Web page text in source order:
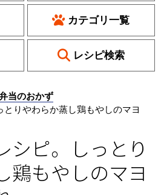
カテゴリ一覧
レシピ検索
当のおかず
りやわらか蒸し鶏もやしのマヨ
シピ。しっとり
鶏もやしのマヨ